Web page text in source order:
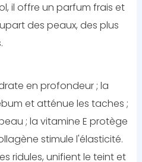
il offre un parfum frais et
des peaux, des plus
en profondeur ; la
et atténue les taches ;
; la vitamine E protège
stimule l'élasticité.
ridules, unifient le teint et